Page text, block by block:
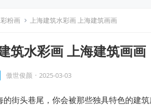
粉画 上海建筑水彩画 上海建筑画画
筑水彩画 上海建筑画画
傲世俊颜 · 2025-03-03
的街头巷尾，你会被那些独具特色的建